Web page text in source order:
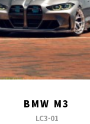
BMW M3
LC3-01